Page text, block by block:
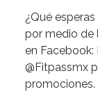
¿Qué
por medio de
en Facebook:
@Fitpassmx
promociones.